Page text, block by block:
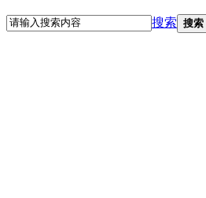
搜索 搜索